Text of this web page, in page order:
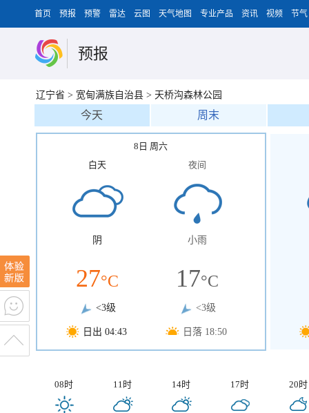
首页 预报 预警 雷达 云图 天气地图 专业产品 资讯 视频 节气
预报
辽宁省 > 宽甸满族自治县 > 天桥沟森林公园
今天 周末
8日 周六
白天
阴
27°C
<3级
日出 04:43
夜间
小雨
17°C
<3级
日落 18:50
08时 11时 14时 17时 20时